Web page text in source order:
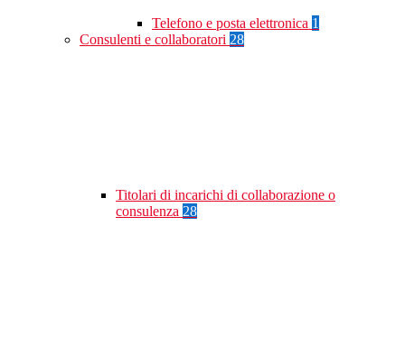
Telefono e posta elettronica 1
Consulenti e collaboratori 28
Titolari di incarichi di collaborazione o
consulenza 28